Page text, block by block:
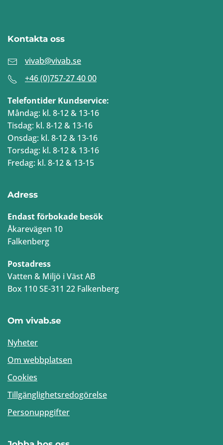
Kontakta oss
vivab@vivab.se
+46 (0)757-27 40 00
Telefontider Kundservice:
Måndag: kl. 8-12 & 13-16
Tisdag: kl. 8-12 & 13-16
Onsdag: kl. 8-12 & 13-16
Torsdag: kl. 8-12 & 13-16
Fredag: kl. 8-12 & 13-15
Adress
Endast förbokade besök
Åkarevägen 10
Falkenberg
Postadress
Vatten & Miljö i Väst AB
Box 110 SE-311 22 Falkenberg
Om vivab.se
Nyheter
Om webbplatsen
Cookies
Tillgänglighetsredogörelse
Personuppgifter